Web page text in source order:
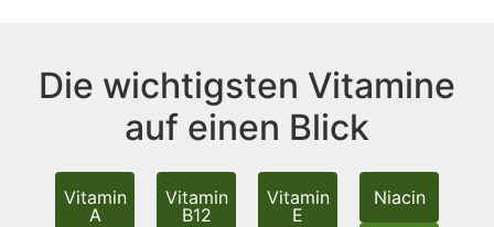
Die wichtigsten Vitamine
auf einen Blick
Vitamin
A
Vitamin
B12
Vitamin
E
Niacin